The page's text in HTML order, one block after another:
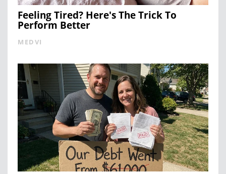
Feeling Tired? Here's The Trick To
Perform Better
MEDVI